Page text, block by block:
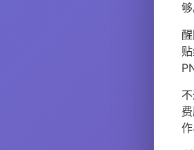
醒